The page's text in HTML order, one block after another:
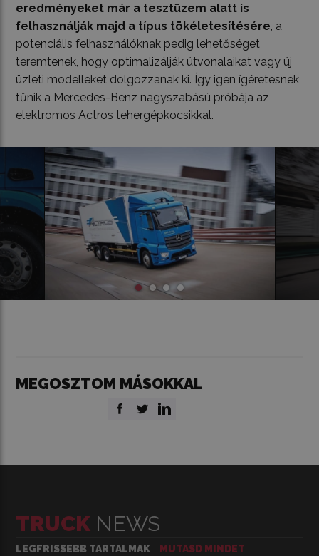
eredményeket már a tesztüzem alatt is
felhasználják majd a típus tökéletesítésére , a
potenciális felhasználóknak pedig lehetőséget
teremtenek, hogy optimalizálják útvonalaikat vagy új
üzleti modelleket dolgozzanak ki. Így igen ígéretesnek
tűnik a Mercedes-Benz nagyszabású próbája az
elektromos Actros tehergépkocsikkal.
MEGOSZTOM MÁSOKKAL
TRUCK NEWS
LEGFRISSEBB TARTALMAK MUTASD MINDET